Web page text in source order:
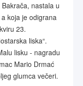
nastala u
koja je odigrana
23.
liska“.
lisku - nagradu
Mario Drmać
glumca večeri.